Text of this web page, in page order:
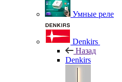
Умные реле
Denkirs
Назад
Denkirs